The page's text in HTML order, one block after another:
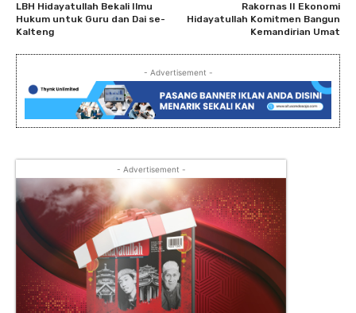
LBH Hidayatullah Bekali Ilmu
Hukum untuk Guru dan Dai se-
Kalteng
Rakornas II Ekonomi
Hidayatullah Komitmen Bangun
Kemandirian Umat
- Advertisement -
- Advertisement -